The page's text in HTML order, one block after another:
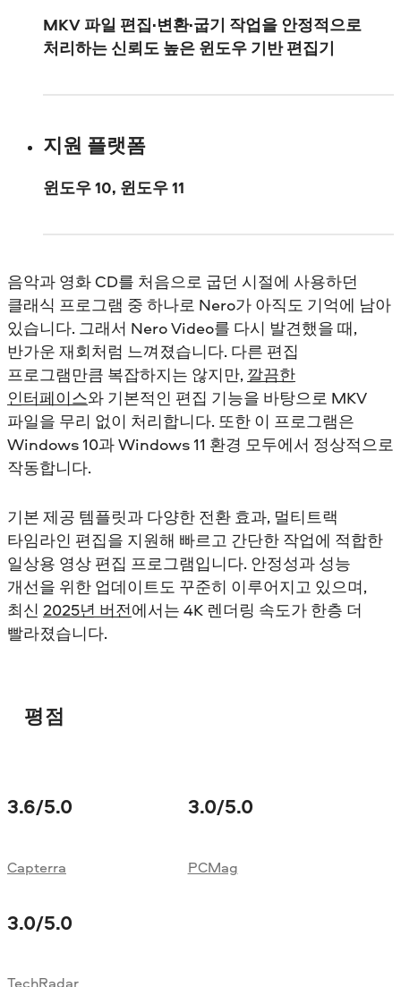
MKV 파일 편집·변환·굽기 작업을 안정적으로
처리하는 신뢰도 높은 윈도우 기반 편집기
지원 플랫폼
윈도우 10, 윈도우 11
음악과 영화 CD를 처음으로 굽던 시절에 사용하던
클래식 프로그램 중 하나로 Nero가 아직도 기억에 남아
있습니다. 그래서 Nero Video를 다시 발견했을 때,
반가운 재회처럼 느껴졌습니다. 다른 편집
프로그램만큼 복잡하지는 않지만, 깔끔한
인터페이스와 기본적인 편집 기능을 바탕으로 MKV
파일을 무리 없이 처리합니다. 또한 이 프로그램은
Windows 10과 Windows 11 환경 모두에서 정상적으로
작동합니다.
기본 제공 템플릿과 다양한 전환 효과, 멀티트랙
타임라인 편집을 지원해 빠르고 간단한 작업에 적합한
일상용 영상 편집 프로그램입니다. 안정성과 성능
개선을 위한 업데이트도 꾸준히 이루어지고 있으며,
최신 2025년 버전에서는 4K 렌더링 속도가 한층 더
빨라졌습니다.
평점
3.6/5.0
Capterra
3.0/5.0
PCMag
3.0/5.0
TechRadar